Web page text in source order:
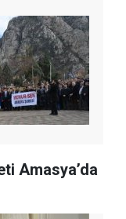
Amasya’da